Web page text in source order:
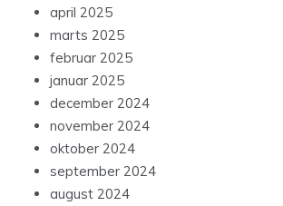
april 2025
marts 2025
februar 2025
januar 2025
december 2024
november 2024
oktober 2024
september 2024
august 2024